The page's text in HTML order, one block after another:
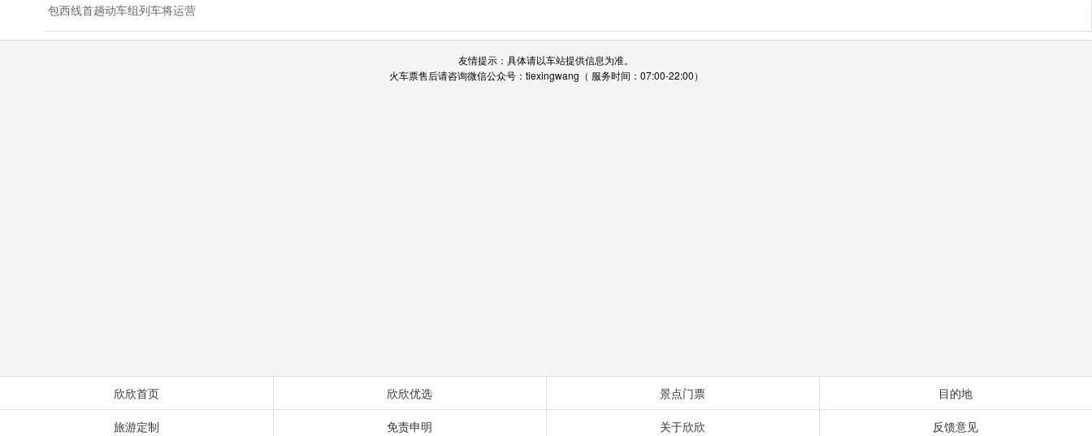
包西线首趟动车组列车将运营
友情提示：具体请以车站提供信息为准。
火车票售后请咨询微信公众号：tiexingwang（ 服务时间：07:00-22:00）
欣欣首页 欣欣优选 景点门票 目的地
旅游定制 免责申明 关于欣欣 反馈意见